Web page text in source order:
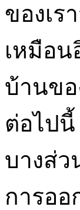
ของเร
เหมือ
บ้านขอ
ต่อไปนี้
บางส่
การอ